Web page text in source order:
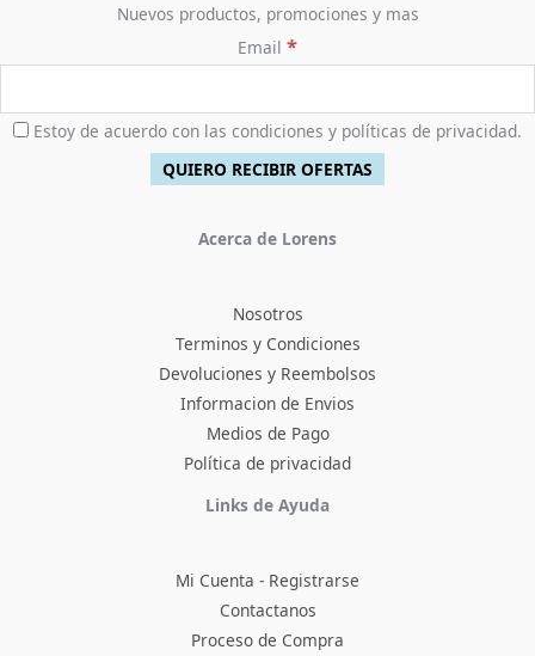
Nuevos productos, promociones y mas
Email *
Estoy de acuerdo con las condiciones y políticas de privacidad.
Acerca de Lorens
Nosotros
Terminos y Condiciones
Devoluciones y Reembolsos
Informacion de Envios
Medios de Pago
Política de privacidad
Links de Ayuda
Mi Cuenta - Registrarse
Contactanos
Proceso de Compra
Facebook
Instagram
TikTokPinterest